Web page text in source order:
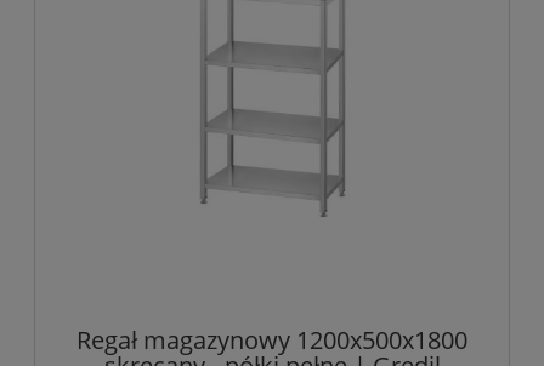
Regał magazynowy 1200x500x1800